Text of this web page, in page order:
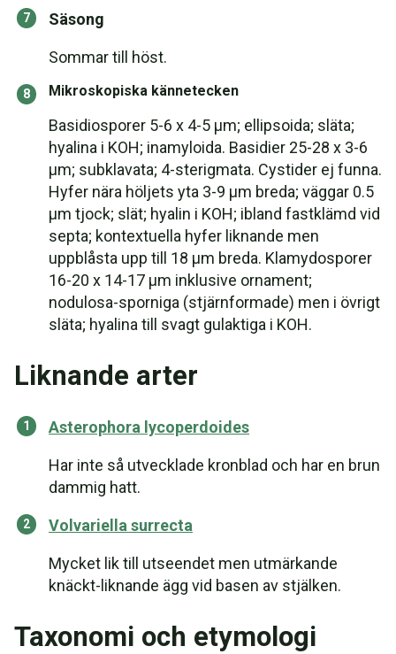
Säsong
Sommar till höst.
Mikroskopiska kännetecken
Basidiosporer 5-6 x 4-5 µm; ellipsoida; släta;
hyalina i KOH; inamyloida. Basidier 25-28 x 3-6
µm; subklavata; 4-sterigmata. Cystider ej funna.
Hyfer nära höljets yta 3-9 µm breda; väggar 0.5
µm tjock; slät; hyalin i KOH; ibland fastklämd vid
septa; kontextuella hyfer liknande men
uppblåsta upp till 18 µm breda. Klamydosporer
16-20 x 14-17 µm inklusive ornament;
nodulosa-sporniga (stjärnformade) men i övrigt
släta; hyalina till svagt gulaktiga i KOH.
Liknande arter
Asterophora lycoperdoides
Har inte så utvecklade kronblad och har en brun
dammig hatt.
Volvariella surrecta
Mycket lik till utseendet men utmärkande
knäckt-liknande ägg vid basen av stjälken.
Taxonomi och etymologi